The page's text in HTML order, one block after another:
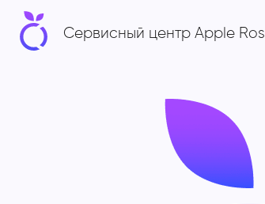
Сервисный центр Apple Ros